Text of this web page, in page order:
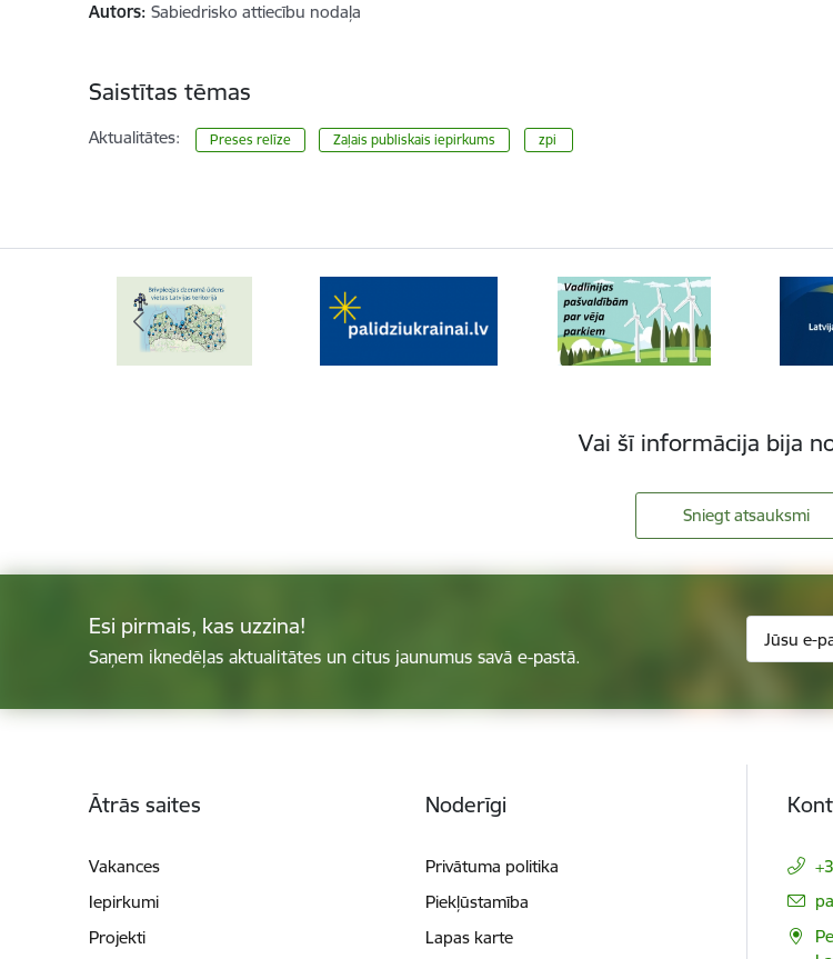
Autors: Sabiedrisko attiecību nodaļa
Saistītas tēmas
Aktualitātes: Preses relīze Zaļais publiskais iepirkums zpi
Vai šī informācija bija
Sniegt atsauksmi
Esi pirmais, kas uzzina!
Saņem iknedēļas aktualitātes un citus jaunumus savā e-pastā.
Ātrās saites
Vakances
Iepirkumi
Projekti
Noderīgi
Privātuma politika
Piekļūstamība
Lapas karte